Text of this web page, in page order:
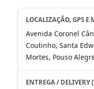
LOCALIZAÇÃO, GPS E
Avenida Coronel
Coutinho, Santa
Mortes, Pouso
ENTREGA / DELIVERY